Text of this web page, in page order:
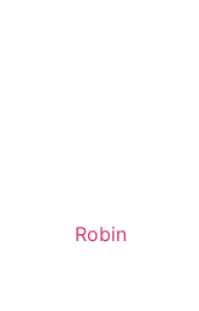
Robin